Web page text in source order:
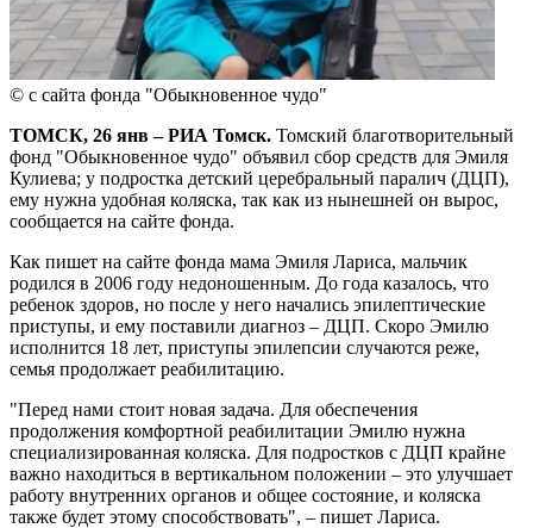
© с сайта фонда "Обыкновенное чудо"
ТОМСК, 26 янв – РИА Томск. Томский благотворительный
фонд "Обыкновенное чудо" объявил сбор средств для Эмиля
Кулиева; у подростка детский церебральный паралич (ДЦП),
ему нужна удобная коляска, так как из нынешней он вырос,
сообщается на сайте фонда.
Как пишет на сайте фонда мама Эмиля Лариса, мальчик
родился в 2006 году недоношенным. До года казалось, что
ребенок здоров, но после у него начались эпилептические
приступы, и ему поставили диагноз – ДЦП. Скоро Эмилю
исполнится 18 лет, приступы эпилепсии случаются реже,
семья продолжает реабилитацию.
"Перед нами стоит новая задача. Для обеспечения
продолжения комфортной реабилитации Эмилю нужна
специализированная коляска. Для подростков с ДЦП крайне
важно находиться в вертикальном положении – это улучшает
работу внутренних органов и общее состояние, и коляска
также будет этому способствовать", – пишет Лариса.